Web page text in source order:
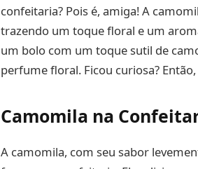
confeitaria? Pois é, amiga! A
trazendo um toque floral e um
um bolo com um toque sutil de
perfume floral. Ficou curiosa?
Camomila na
A camomila, com seu sabor